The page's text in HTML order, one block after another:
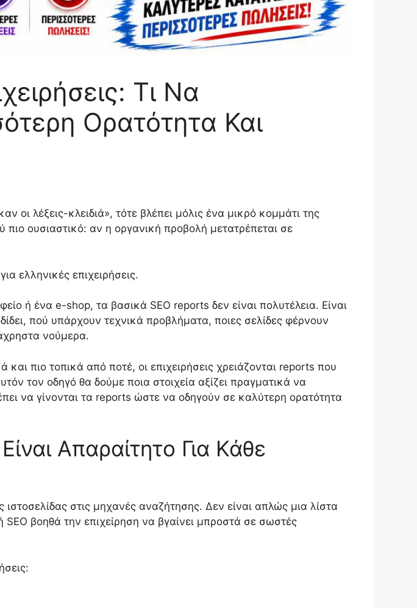
Τι Να
Ορατότητα Και
οι λέξεις-κλειδιά», τότε βλέπει μόλις ένα μικρό κομμάτι της
ουσιαστικό: αν η οργανική προβολή μετατρέπεται σε
ελληνικές επιχειρήσεις.
ή ένα e-shop, τα βασικά SEO reports δεν είναι πολυτέλεια. Είναι
πού υπάρχουν τεχνικά προβλήματα, ποιες σελίδες φέρνουν
νούμερα.
πιο τοπικά από ποτέ, οι επιχειρήσεις χρειάζονται reports που
τον οδηγό θα δούμε ποια στοιχεία αξίζει πραγματικά να
να γίνονται τα reports ώστε να οδηγούν σε καλύτερη ορατότητα
Απαραίτητο Για Κάθε
στις μηχανές αναζήτησης. Δεν είναι απλώς μια λίστα
βοηθά την επιχείρηση να βγαίνει μπροστά σε σωστές